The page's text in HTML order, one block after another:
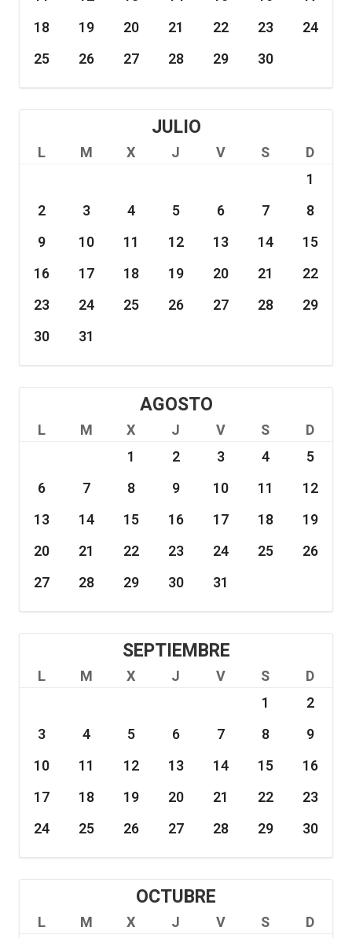
18
19 20 21 22 23
24
25
26 27 28 29 30
JULIO
L M X J V S
D
1
2
3 4 5 6 7
8
9
10 11 12 13 14
15
16
17 18 19 20 21
22
23
24 25 26 27 28
29
30
31
AGOSTO
L M X J V S
D
1
2 3 4
5
6
7 8 9 10 11
12
13
14 15 16 17 18
19
20
21 22 23 24 25
26
27
28 29 30 31
SEPTIEMBRE
L M X J V S
D
1
2
3
4 5 6 7 8
9
10
11 12 13 14 15
16
17
18 19 20 21 22
23
24
25 26 27 28 29 30
OCTUBRE
L M X J V S
D